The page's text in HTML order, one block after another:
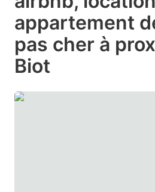
Press
the
question
mark
key
appartement
pas cher à
Biot